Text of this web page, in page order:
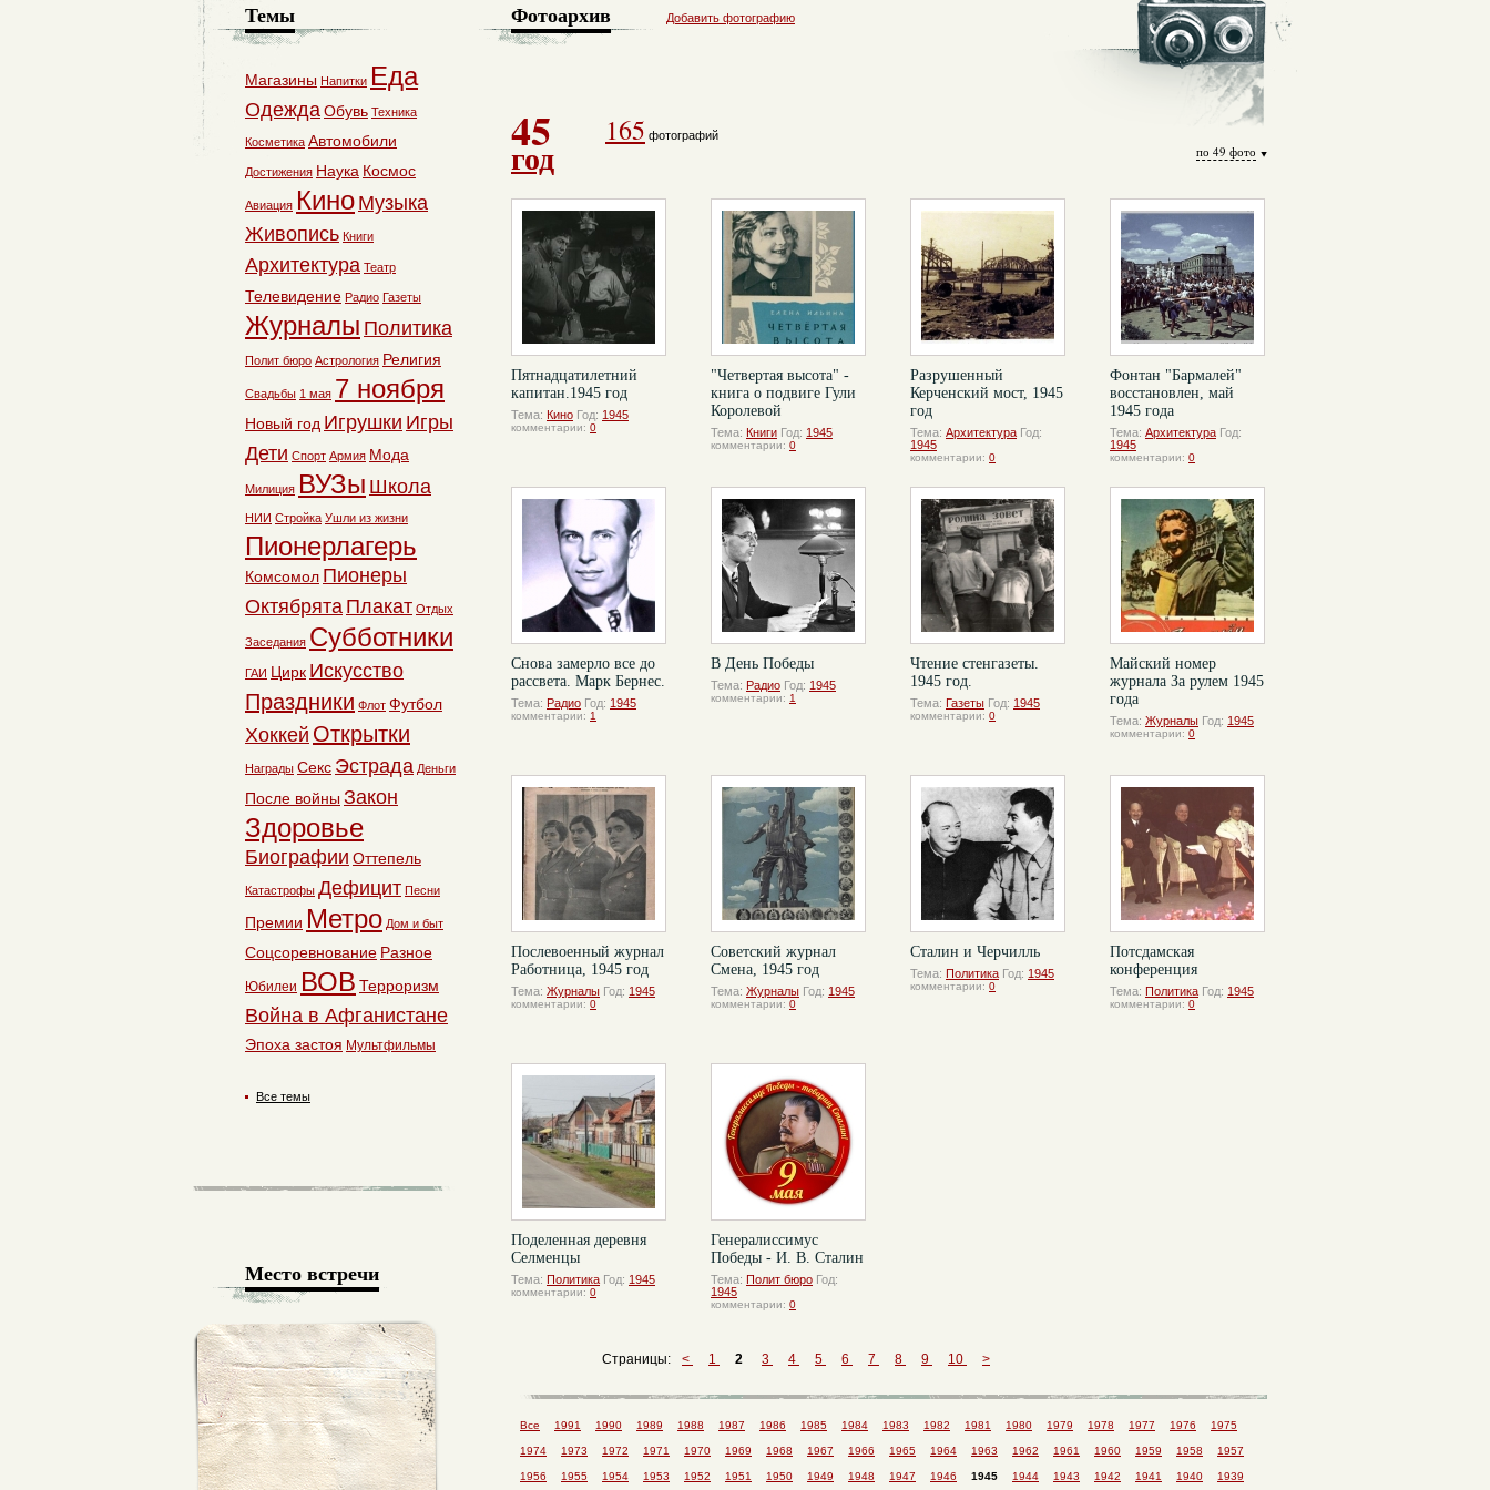
Фотоархив Добавить фотографию
45
год
165 фотографий
по 49 фото
Пятнадцатилетний
капитан.1945 год
Тема: Кино Год: 1945
комментарии: 0
"Четвертая высота" -
книга о подвиге Гули
Королевой
Тема: Книги Год: 1945
комментарии: 0
Разрушенный
Керченский мост, 1945
год
Тема: Архитектура Год:
1945
комментарии: 0
Фонтан "Бармалей"
восстановлен, май
1945 года
Тема: Архитектура Год:
1945
комментарии: 0
Снова замерло все до
рассвета. Марк Бернес.
Тема: Радио Год: 1945
комментарии: 1
В День Победы
Тема: Радио Год: 1945
комментарии: 1
Чтение стенгазеты.
1945 год.
Тема: Газеты Год: 1945
комментарии: 0
Майский номер
журнала За рулем 1945
года
Тема: Журналы Год: 1945
комментарии: 0
Послевоенный журнал
Работница, 1945 год
Тема: Журналы Год: 1945
комментарии: 0
Советский журнал
Смена, 1945 год
Тема: Журналы Год: 1945
комментарии: 0
Сталин и Черчилль
Тема: Политика Год: 1945
комментарии: 0
Потсдамская
конференция
Тема: Политика Год: 1945
комментарии: 0
Поделенная деревня
Селменцы
Тема: Политика Год: 1945
комментарии: 0
Генералиссимус
Победы - И. В. Сталин
Тема: Полит бюро Год:
1945
комментарии: 0
Страницы: < 1 2 3 4 5 6 7 8 9 10 >
Все 1991 1990 1989 1988 1987 1986 1985 1984 1983 1982 1981 1980 1979 1978 1977 1976 1975
1974 1973 1972 1971 1970 1969 1968 1967 1966 1965 1964 1963 1962 1961 1960 1959 1958 1957
1956 1955 1954 1953 1952 1951 1950 1949 1948 1947 1946 1945 1944 1943 1942 1941 1940 1939
Темы
Магазины Напитки Еда
ОдеждаОбувь Техника
Косметика Автомобили
Достижения Наука Космос
Авиация Кино Музыка
Живопись Книги
Архитектура Театр
Телевидение Радио Газеты
Журналы Политика
Полит бюро Астрология Религия
Свадьбы 1 мая 7 ноября
Новый год Игрушки Игры
Дети Спорт Армия Мода
Милиция ВУЗы Школа
НИИ Стройка Ушли из жизни
Пионерлагерь
Комсомол Пионеры
Октябрята Плакат Отдых
Заседания Субботники
ГАИ Цирк Искусство
Праздники Флот Футбол
Хоккей Открытки
Награды Секс Эстрада Деньги
После войны Закон
Здоровье
Биографии Оттепель
Катастрофы Дефицит Песни
Премии Метро Дом и быт
Соцсоревнование Разное
Юбилеи ВОВ Терроризм
Война в Афганистане
Эпоха застоя Мультфильмы
Все темы
Место встречи